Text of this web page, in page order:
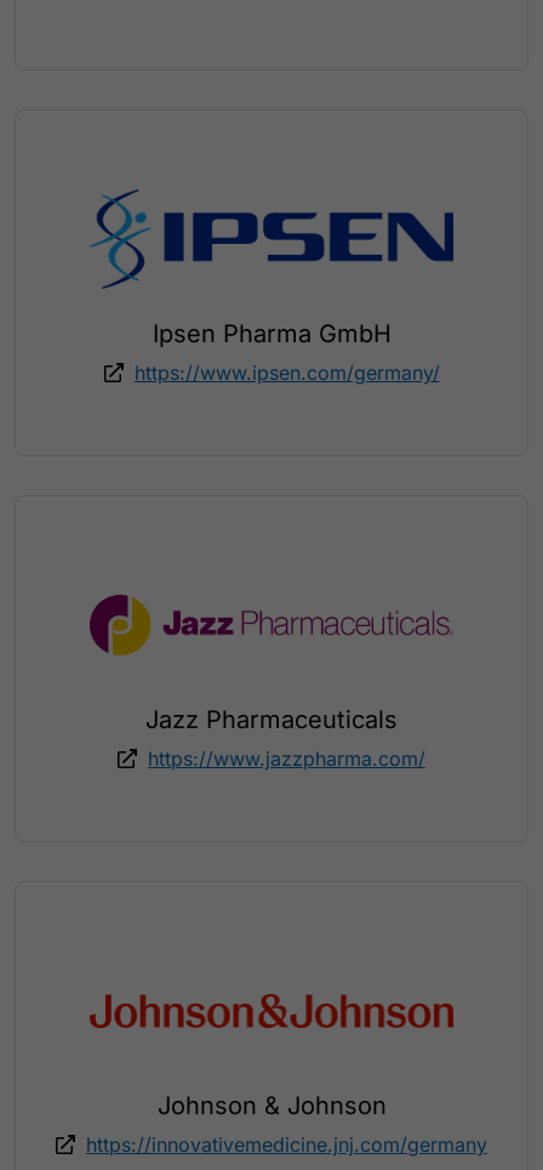
Ipsen Pharma GmbH
https://www.ipsen.com/germany/
Jazz Pharmaceuticals
https://www.jazzpharma.com/
Johnson & Johnson
https://innovativemedicine.jnj.com/germany